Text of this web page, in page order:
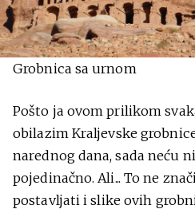
Grobnica sa urnom
Pošto ja ovom prilikom
obilazim Kraljevske
narednog dana, sada neću
pojedinačno. Ali... To ne
postavljati i slike ovih